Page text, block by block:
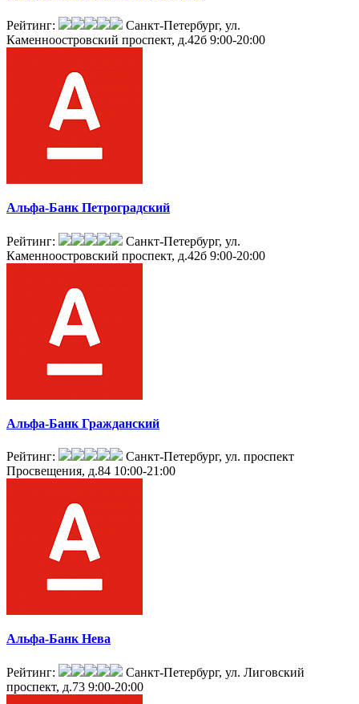
Рейтинг:
Санкт-Петербург, ул.
Каменноостровский проспект, д.42б 9:00-20:00
Альфа-Банк Петроградский
Рейтинг:
Санкт-Петербург, ул.
Каменноостровский проспект, д.42б 9:00-20:00
Альфа-Банк Гражданский
Рейтинг:
Санкт-Петербург, ул. проспект
Просвещения, д.84 10:00-21:00
Альфа-Банк Нева
Рейтинг:
Санкт-Петербург, ул. Лиговский
проспект, д.73 9:00-20:00